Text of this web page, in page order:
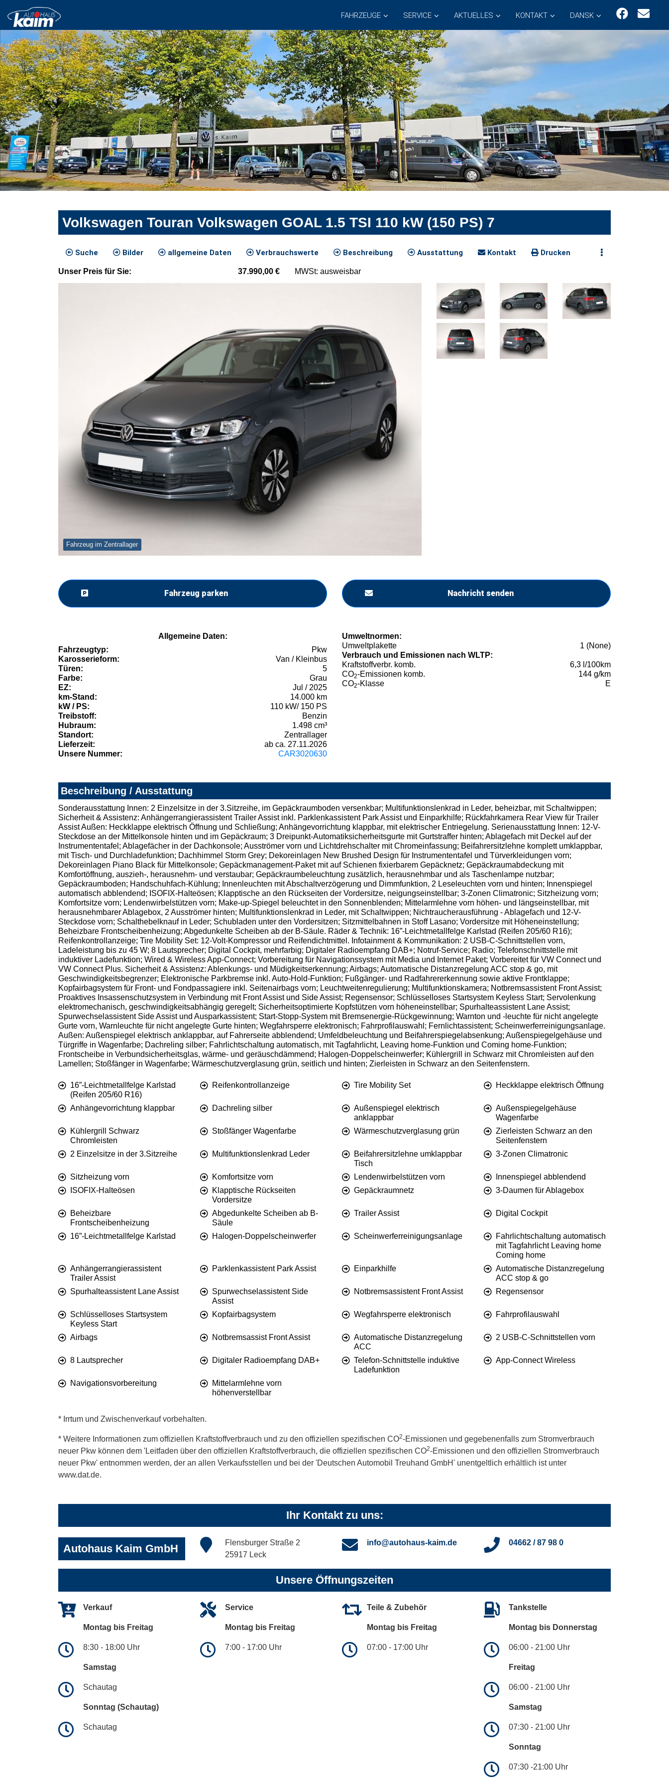
FAHRZEUGE SERVICE AKTUELLES KONTAKT DANSK
Volkswagen Touran Volkswagen GOAL 1.5 TSI 110 kW (150 PS) 7
Suche Bilder allgemeine Daten Verbrauchswerte Beschreibung Ausstattung Kontakt Drucken
Unser Preis für Sie: 37.990,00 € MWSt: ausweisbar
Fahrzeug im Zentrallager
Fahrzeug parken Nachricht senden
Allgemeine Daten:
Fahrzeugtyp:
Pkw
Karosserieform:
Van / Kleinbus
Türen:
5
Farbe:
Grau
EZ:
Jul / 2025
km-Stand:
14.000 km
kW / PS:
110 kW/ 150 PS
Treibstoff:
Benzin
Hubraum:
1.498 cm³
Standort:
Zentrallager
Lieferzeit:
ab ca. 27.11.2026
Unsere Nummer:
CAR3020630
Umweltnormen:
Umweltplakette
1 (None)
Verbrauch und Emissionen nach WLTP:
Kraftstoffverbr. komb.
6,3 l/100km
CO2-Emissionen komb.
144 g/km
CO2-Klasse E
Beschreibung / Ausstattung
Sonderausstattung Innen: 2 Einzelsitze in der 3.Sitzreihe, im Gepäckraumboden versenkbar; Multifunktionslenkrad in Leder, beheizbar, mit Schaltwippen;
Sicherheit & Assistenz: Anhängerrangierassistent Trailer Assist inkl. Parklenkassistent Park Assist und Einparkhilfe; Rückfahrkamera Rear View für Trailer
Assist Außen: Heckklappe elektrisch Öffnung und Schließung; Anhängevorrichtung klappbar, mit elektrischer Entriegelung. Serienausstattung Innen: 12-V-
Steckdose an der Mittelkonsole hinten und im Gepäckraum; 3 Dreipunkt-Automatiksicherheitsgurte mit Gurtstraffer hinten; Ablagefach mit Deckel auf der
Instrumententafel; Ablagefächer in der Dachkonsole; Ausströmer vorn und Lichtdrehschalter mit Chromeinfassung; Beifahrersitzlehne komplett umklappbar,
mit Tisch- und Durchladefunktion; Dachhimmel Storm Grey; Dekoreinlagen New Brushed Design für Instrumententafel und Türverkleidungen vorn;
Dekoreinlagen Piano Black für Mittelkonsole; Gepäckmanagement-Paket mit auf Schienen fixierbarem Gepäcknetz; Gepäckraumabdeckung mit
Komfortöffnung, auszieh-, herausnehm- und verstaubar; Gepäckraumbeleuchtung zusätzlich, herausnehmbar und als Taschenlampe nutzbar;
Gepäckraumboden; Handschuhfach-Kühlung; Innenleuchten mit Abschaltverzögerung und Dimmfunktion, 2 Leseleuchten vorn und hinten; Innenspiegel
automatisch abblendend; ISOFIX-Halteösen; Klapptische an den Rückseiten der Vordersitze, neigungseinstellbar; 3-Zonen Climatronic; Sitzheizung vorn;
Komfortsitze vorn; Lendenwirbelstützen vorn; Make-up-Spiegel beleuchtet in den Sonnenblenden; Mittelarmlehne vorn höhen- und längseinstellbar, mit
herausnehmbarer Ablagebox, 2 Ausströmer hinten; Multifunktionslenkrad in Leder, mit Schaltwippen; Nichtraucherausführung - Ablagefach und 12-V-
Steckdose vorn; Schalthebelknauf in Leder; Schubladen unter den Vordersitzen; Sitzmittelbahnen in Stoff Lasano; Vordersitze mit Höheneinstellung;
Beheizbare Frontscheibenheizung; Abgedunkelte Scheiben ab der B-Säule. Räder & Technik: 16”-Leichtmetallfelge Karlstad (Reifen 205/60 R16);
Reifenkontrollanzeige; Tire Mobility Set: 12-Volt-Kompressor und Reifendichtmittel. Infotainment & Kommunikation: 2 USB-C-Schnittstellen vorn,
Ladeleistung bis zu 45 W; 8 Lautsprecher; Digital Cockpit, mehrfarbig; Digitaler Radioempfang DAB+; Notruf-Service; Radio; Telefonschnittstelle mit
induktiver Ladefunktion; Wired & Wireless App-Connect; Vorbereitung für Navigationssystem mit Media und Internet Paket; Vorbereitet für VW Connect und
VW Connect Plus. Sicherheit & Assistenz: Ablenkungs- und Müdigkeitserkennung; Airbags; Automatische Distanzregelung ACC stop & go, mit
Geschwindigkeitsbegrenzer; Elektronische Parkbremse inkl. Auto-Hold-Funktion; Fußgänger- und Radfahrererkennung sowie aktive Frontklappe;
Kopfairbagsystem für Front- und Fondpassagiere inkl. Seitenairbags vorn; Leuchtweitenregulierung; Multifunktionskamera; Notbremsassistent Front Assist;
Proaktives Insassenschutzsystem in Verbindung mit Front Assist und Side Assist; Regensensor; Schlüsselloses Startsystem Keyless Start; Servolenkung
elektromechanisch, geschwindigkeitsabhängig geregelt; Sicherheitsoptimierte Kopfstützen vorn höheneinstellbar; Spurhalteassistent Lane Assist;
Spurwechselassistent Side Assist und Ausparkassistent; Start-Stopp-System mit Bremsenergie-Rückgewinnung; Warnton und -leuchte für nicht angelegte
Gurte vorn, Warnleuchte für nicht angelegte Gurte hinten; Wegfahrsperre elektronisch; Fahrprofilauswahl; Fernlichtassistent; Scheinwerferreinigungsanlage.
Außen: Außenspiegel elektrisch anklappbar, auf Fahrerseite abblendend; Umfeldbeleuchtung und Beifahrerspiegelabsenkung; Außenspiegelgehäuse und
Türgriffe in Wagenfarbe; Dachreling silber; Fahrlichtschaltung automatisch, mit Tagfahrlicht, Leaving home-Funktion und Coming home-Funktion;
Frontscheibe in Verbundsicherheitsglas, wärme- und geräuschdämmend; Halogen-Doppelscheinwerfer; Kühlergrill in Schwarz mit Chromleisten auf den
Lamellen; Stoßfänger in Wagenfarbe; Wärmeschutzverglasung grün, seitlich und hinten; Zierleisten in Schwarz an den Seitenfenstern.
16”-Leichtmetallfelge Karlstad
(Reifen 205/60 R16)
Reifenkontrollanzeige Tire Mobility Set Heckklappe elektrisch Öffnung
Anhängevorrichtung klappbar Dachreling silber
Außenspiegel elektrisch
anklappbar
Außenspiegelgehäuse
Wagenfarbe
Kühlergrill Schwarz
Chromleisten
Stoßfänger Wagenfarbe Wärmeschutzverglasung grün
Zierleisten Schwarz an den
Seitenfenstern
2 Einzelsitze in der 3.Sitzreihe
Multifunktionslenkrad Leder
Beifahrersitzlehne umklappbar
Tisch
3-Zonen Climatronic
Sitzheizung vorn Komfortsitze vorn Lendenwirbelstützen vorn
Innenspiegel abblendend
ISOFIX-Halteösen
Klapptische Rückseiten
Vordersitze
Gepäckraumnetz 3-Daumen für Ablagebox
Beheizbare
Frontscheibenheizung
Abgedunkelte Scheiben ab B-
Säule
Trailer Assist Digital Cockpit
16”-Leichtmetallfelge Karlstad Halogen-Doppelscheinwerfer Scheinwerferreinigungsanlage
Fahrlichtschaltung automatisch
mit Tagfahrlicht Leaving home
Coming home
Anhängerrangierassistent
Trailer Assist
Parklenkassistent Park Assist Einparkhilfe
Automatische Distanzregelung
ACC stop & go
Spurhalteassistent Lane Assist
Spurwechselassistent Side
Assist
Notbremsassistent Front Assist Regensensor
Schlüsselloses Startsystem
Keyless Start
Kopfairbagsystem Wegfahrsperre elektronisch Fahrprofilauswahl
Airbags Notbremsassist Front Assist
Automatische Distanzregelung
ACC
2 USB-C-Schnittstellen vorn
8 Lautsprecher Digitaler Radioempfang DAB+
Telefon-Schnittstelle induktive
Ladefunktion
App-Connect Wireless
Navigationsvorbereitung
Mittelarmlehne vorn
höhenverstellbar
* Irrtum und Zwischenverkauf vorbehalten.
* Weitere Informationen zum offiziellen Kraftstoffverbrauch und zu den offiziellen spezifischen CO2-Emissionen und gegebenenfalls zum Stromverbrauch
neuer Pkw können dem 'Leitfaden über den offiziellen Kraftstoffverbrauch, die offiziellen spezifischen CO2-Emissionen und den offiziellen Stromverbrauch
neuer Pkw' entnommen werden, der an allen Verkaufsstellen und bei der 'Deutschen Automobil Treuhand GmbH' unentgeltlich erhältlich ist unter
www.dat.de.
Ihr Kontakt zu uns:
Autohaus Kaim GmbH
Flensburger Straße 2
25917 Leck
info@autohaus-kaim.de 04662 / 87 98 0
Unsere Öffnungszeiten
Verkauf
Montag bis Freitag
8:30 - 18:00 Uhr
Samstag
Schautag
Sonntag (Schautag)
Schautag
Service
Montag bis Freitag
7:00 - 17:00 Uhr
Teile & Zubehör
Montag bis Freitag
07:00 - 17:00 Uhr
Tankstelle
Montag bis Donnerstag
06:00 - 21:00 Uhr
Freitag
06:00 - 21:00 Uhr
Samstag
07:30 - 21:00 Uhr
Sonntag
07:30 -21:00 Uhr